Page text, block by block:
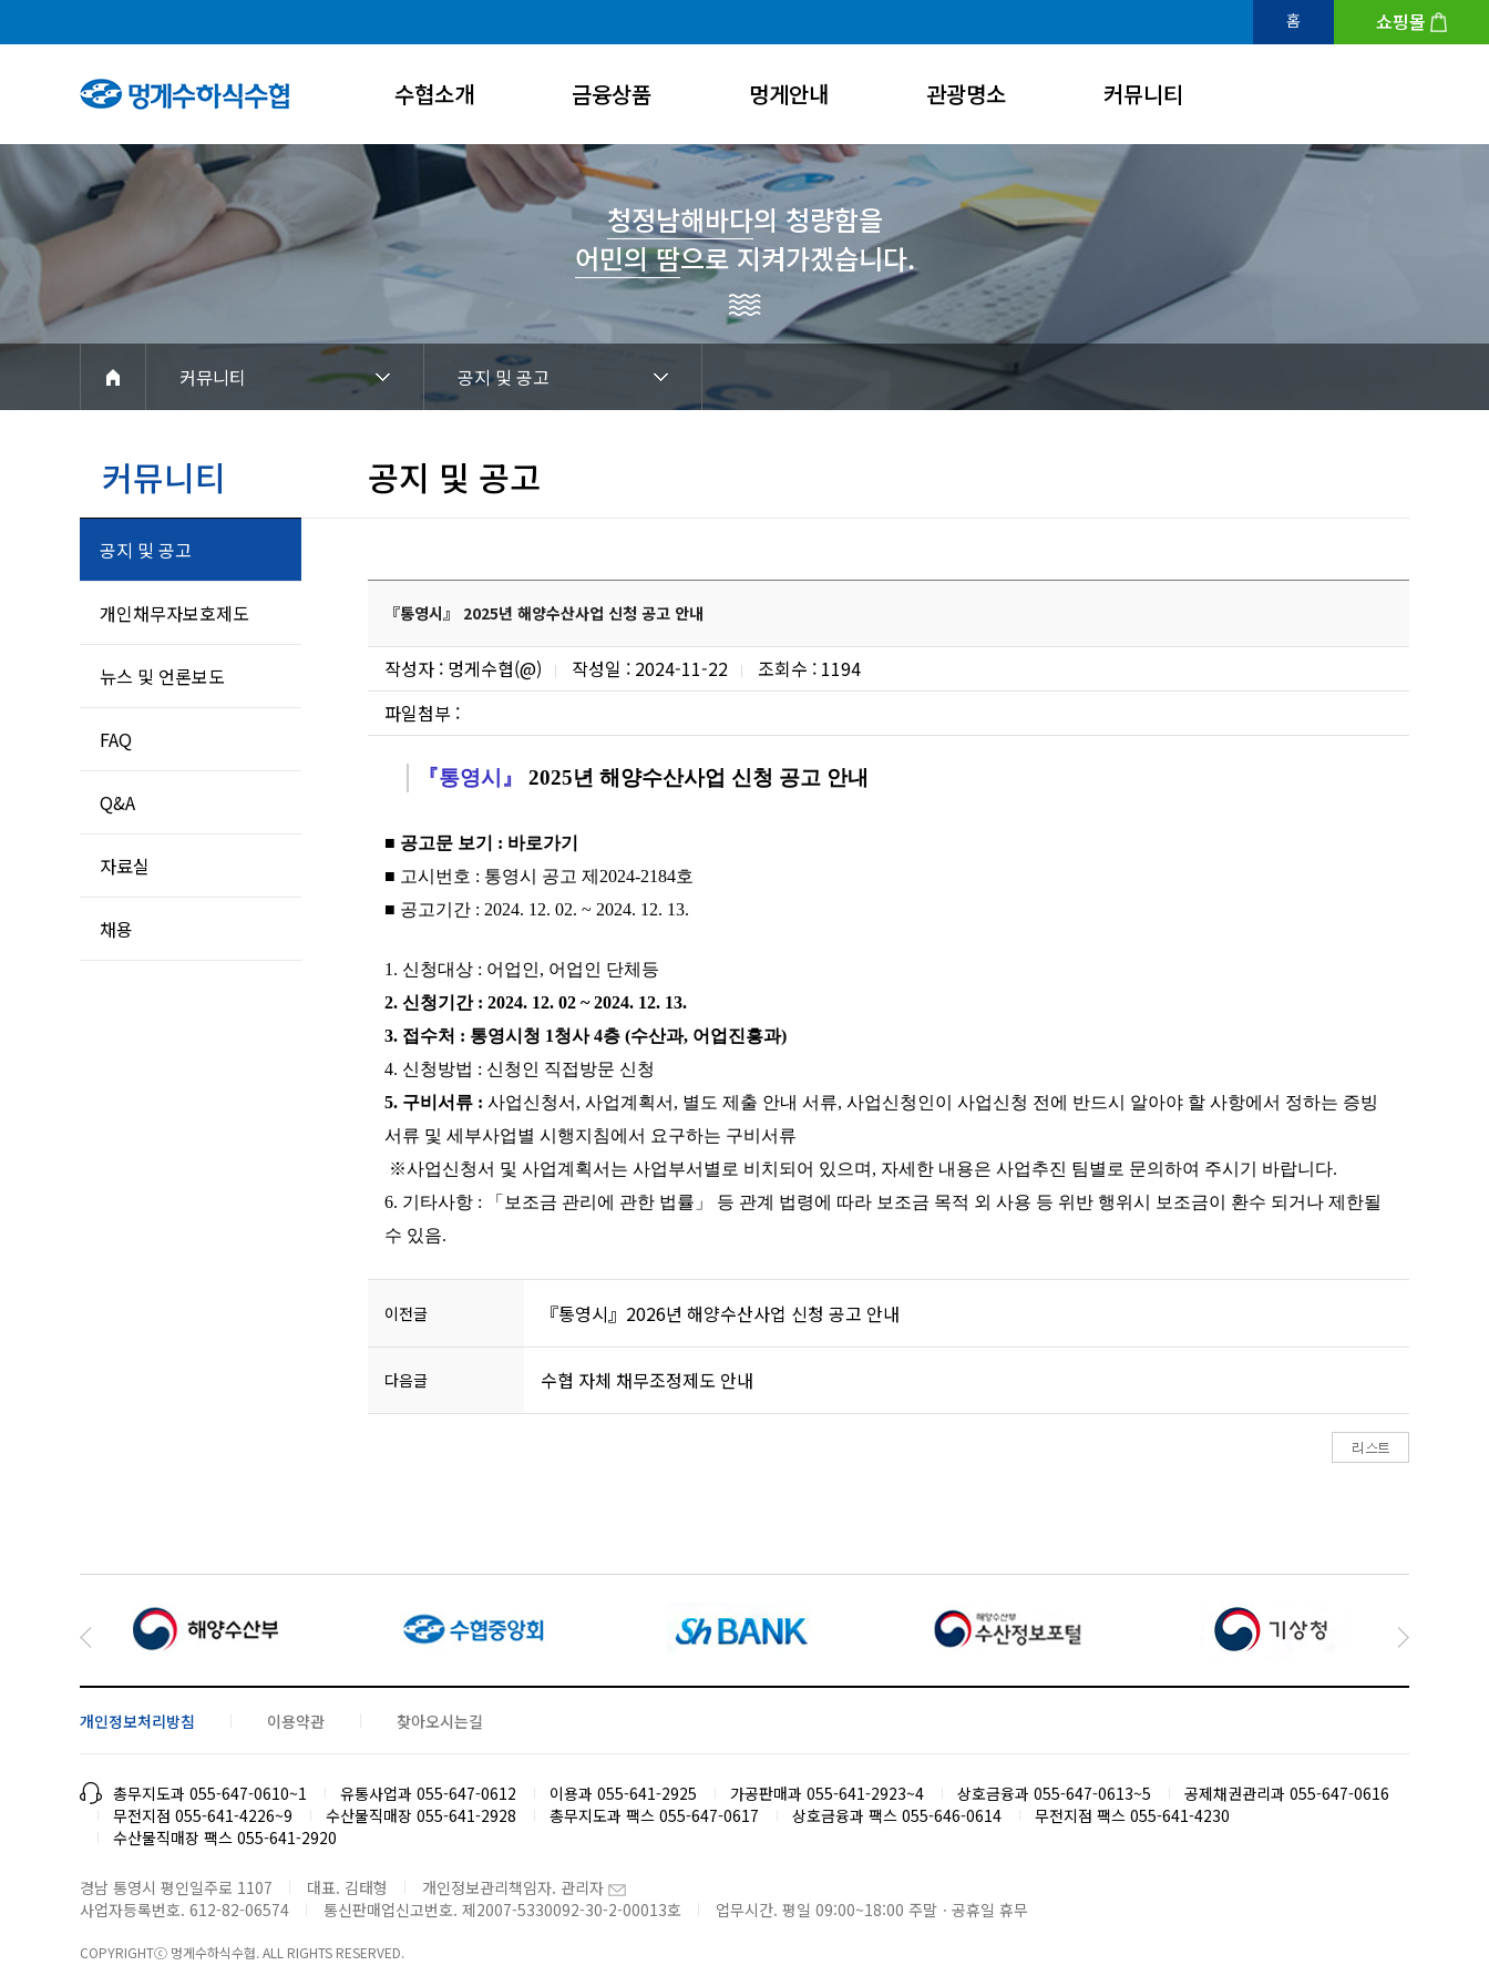
홈 쇼핑몰
수협소개
인사말
연혁
조직도
아이덴티티
경영공시
금융상품
대출상품
예적금
공제상품
대출금리
멍게안내
멍게수협가공공장
멍게의 특성 및 효능
멍게 요리법
관광명소
통영8경
관광/체험
낚시코스
커뮤니티
공지 및 공고
개인채무자보호제도
뉴스 및 언론보도
Q&A
자료실
청정남해바다의 청량함을
어민의 땀으로 지켜가겠습니다.
커뮤니티 공지 및 공고
커뮤니티
공지 및 공고
개인채무자보호제도
뉴스 및 언론보도
FAQ
Q&A
자료실
채용
공지 및 공고
『통영시』 2025년 해양수산사업 신청 공고 안내
작성자 : 멍게수협(@) 작성일 : 2024-11-22
조회수 : 1194
파일첨부 :
『통영시』 2025년 해양수산사업 신청 공고 안내
■ 공고문 보기 : 바로가기
■ 고시번호 : 통영시 공고 제2024-2184호
■ 공고기간 : 2024. 12. 02. ~ 2024. 12. 13.
1. 신청대상 : 어업인, 어업인 단체등
2. 신청기간 : 2024. 12. 02 ~ 2024. 12. 13.
3. 접수처 : 통영시청 1청사 4층 (수산과, 어업진흥과)
4. 신청방법 : 신청인 직접방문 신청
5. 구비서류 : 사업신청서, 사업계 획서, 별도 제출 안내 서류, 사업신청인이 사업신청 전에 반드시 알아야 할 사항에서 정하는 증빙
서류 및 세부사업별 시행지침에서 요구하는 구비서류
※사업신청서 및 사업계획서는 사업부서별로 비치되어 있으며, 자세한 내용은 사업추진 팀별로 문의하여 주시기 바랍니다.
6. 기타사항 : 「보조금 관리에 관한 법률」 등 관계 법령에 따라 보조금 목적 외 사용 등 위반 행위시 보조금이 환수 되거나 제한될
수 있음.
이전글 『통영시』2026년 해양수산사업 신청 공고 안내
다음글 수협 자체 채무조정제도 안내
개인정보처리방침 이용약관 찾아오시는길
총무지도과 055-647-0610~1 유통사업과 055-647-0612 이용과 055-641-2925 가공판매과 055-641-2923~4 상호금융과 055-647-0613~5
공제채권관리과 055-647-0616
무전지점 055-641-4226~9
수산물직매장 055-641-2928 총무지도과 팩스 055-647-0617 상호금융과 팩스 055-646-0614
무전지점 팩스 055-641-4230
수산물직매장 팩스 055-641-2920
경남 통영시 평인일주로 1107 대표. 김태형
개인정보관리책임자. 관리자
사업자등록번호. 612-82-06574
통신판매업신고번호. 제2007-5330092-30-2-00013호 업무시간. 평일 09:00~18:00 주말ㆍ공휴일 휴무
COPYRIGHTⓒ 멍게수하식수협. ALL RIGHTS RESERVED.